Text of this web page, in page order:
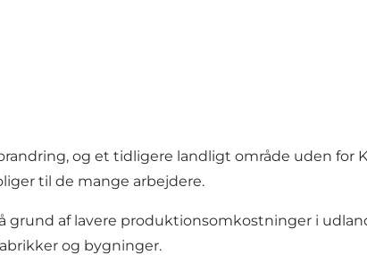
og et tidligere landligt område uden for
til de mange arbejdere.
af lavere produktionsomkostninger i
og bygninger.